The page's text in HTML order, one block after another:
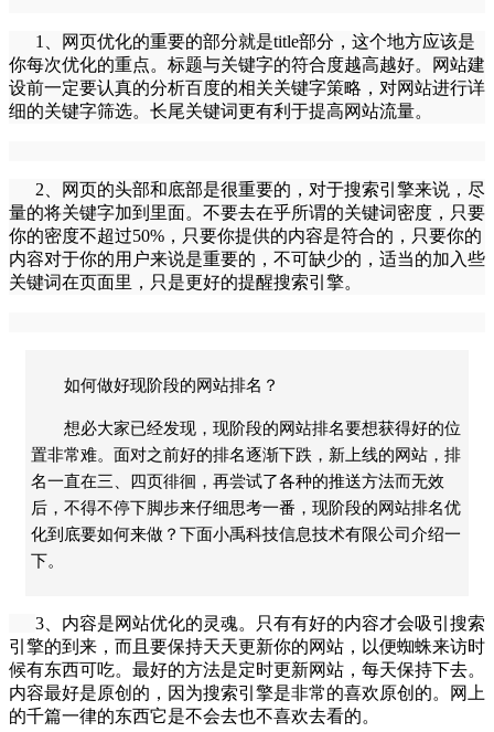
1、 网页优化的重要的部分就是title部分，这个地方应该是
你每次优化的重点。标题与关键字的符合度越高越好。网站建
设前一定要认真的分析百度的相关关键字策略，对网站进行详
细的关键字筛选。长尾关键词更有利于提高网站流量。
2、网页的头部和底部是很重要的，对于搜索引擎来说，尽
量的将关键字加到里面。不要去在乎所谓的关键词密度，只要
你的密度不超过50%，只要你提供的内容是符合的，只要你的
内容对于你的用户来说是重要的，不可缺少的，适当的加入些
关键词在页面里，只是更好的提醒搜索引擎。
如何做好现阶段的网站排名？
想必大家已经发现，现阶段的网站排名要想获得好的位
置非常难。面对之前好的排名逐渐下跌，新上线的网站，排
名一直在三、四页徘徊，再尝试了各种的推送方法而无效
后，不得不停下脚步来仔细思考一番，现阶段的网站排名优
化到底要如何来做？下面小禹科技信息技术有限公司介绍一
下。
3、内容是网站优化的灵魂。只有有好的内容才会吸引搜索
引擎的到来，而且要保持天天更新你的网站，以便蜘蛛来访时
候有东西可吃。最好的方法是定时更新网站，每天保持下去。
内容最好是原创的，因为搜索引擎是非常的喜欢原创的。网上
的千篇一律的东西它是不会去也不喜欢去看的。